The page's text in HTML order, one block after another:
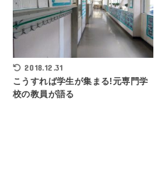
2018.12.31
こうすれば学生が集まる!元専門学
校の教員が語る